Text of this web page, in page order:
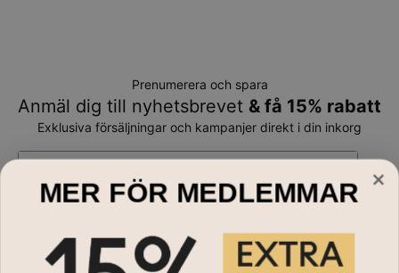
Prenumerera och spara
Anmäl dig till nyhetsbrevet & få 15% rabatt
Exklusiva försäljningar och kampanjer direkt i din inkorg
Handla till
MER FÖR MEDLEMMAR